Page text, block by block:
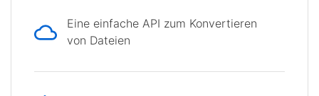
Eine einfache API zum Konvertieren
von Dateien